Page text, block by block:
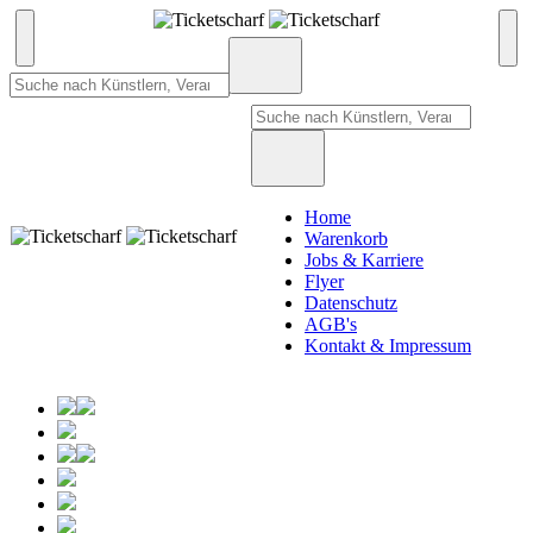
Home
Warenkorb
Jobs & Karriere
Flyer
Datenschutz
AGB's
Kontakt & Impressum